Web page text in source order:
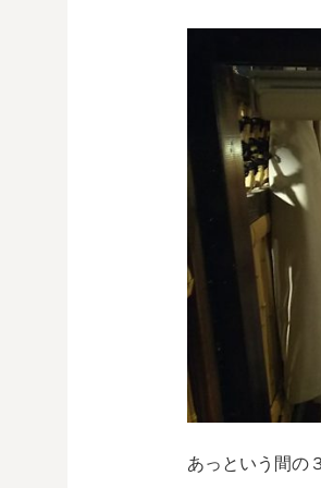
あっという間の